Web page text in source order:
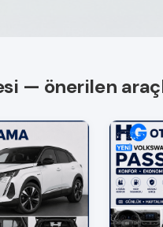
— önerilen